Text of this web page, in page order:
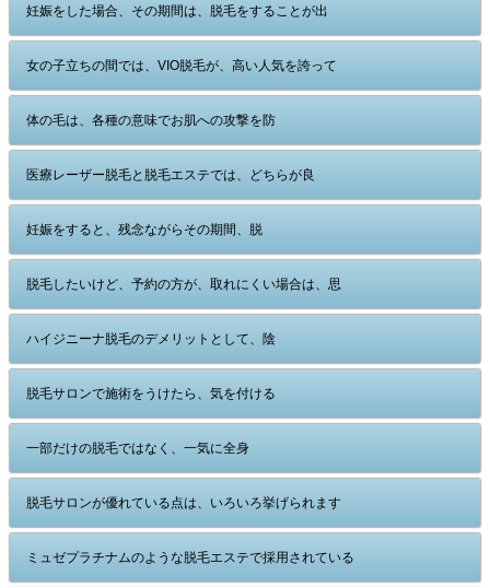
妊娠をした場合、その期間は、脱毛をすることが出
女の子立ちの間では、VIO脱毛が、高い人気を誇って
体の毛は、各種の意味でお肌への攻撃を防
医療レーザー脱毛と脱毛エステでは、どちらが良
妊娠をすると、残念ながらその期間、脱
脱毛したいけど、予約の方が、取れにくい場合は、思
ハイジニーナ脱毛のデメリットとして、陰
脱毛サロンで施術をうけたら、気を付ける
一部だけの脱毛ではなく、一気に全身
脱毛サロンが優れている点は、いろいろ挙げられます
ミュゼプラチナムのような脱毛エステで採用されている